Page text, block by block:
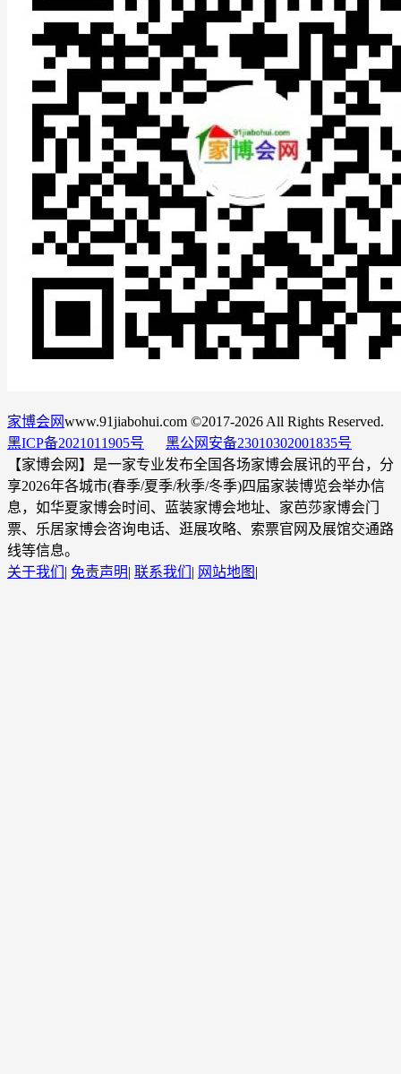
家博会网www.91jiabohui.com ©2017-2026 All Rights Reserved.
黑ICP备2021011905号
黑公网安备23010302001835号
【家博会网】是一家专业发布全国各场家博会展讯的平台，分
享2026年各城市(春季/夏季/秋季/冬季)四届家装博览会举办信
息，如华夏家博会时间、蓝装家博会地址、家芭莎家博会门
票、乐居家博会咨询电话、逛展攻略、索票官网及展馆交通路
线等信息。
关于我们 | 免责声明| 联系我们 | 网站地图 |